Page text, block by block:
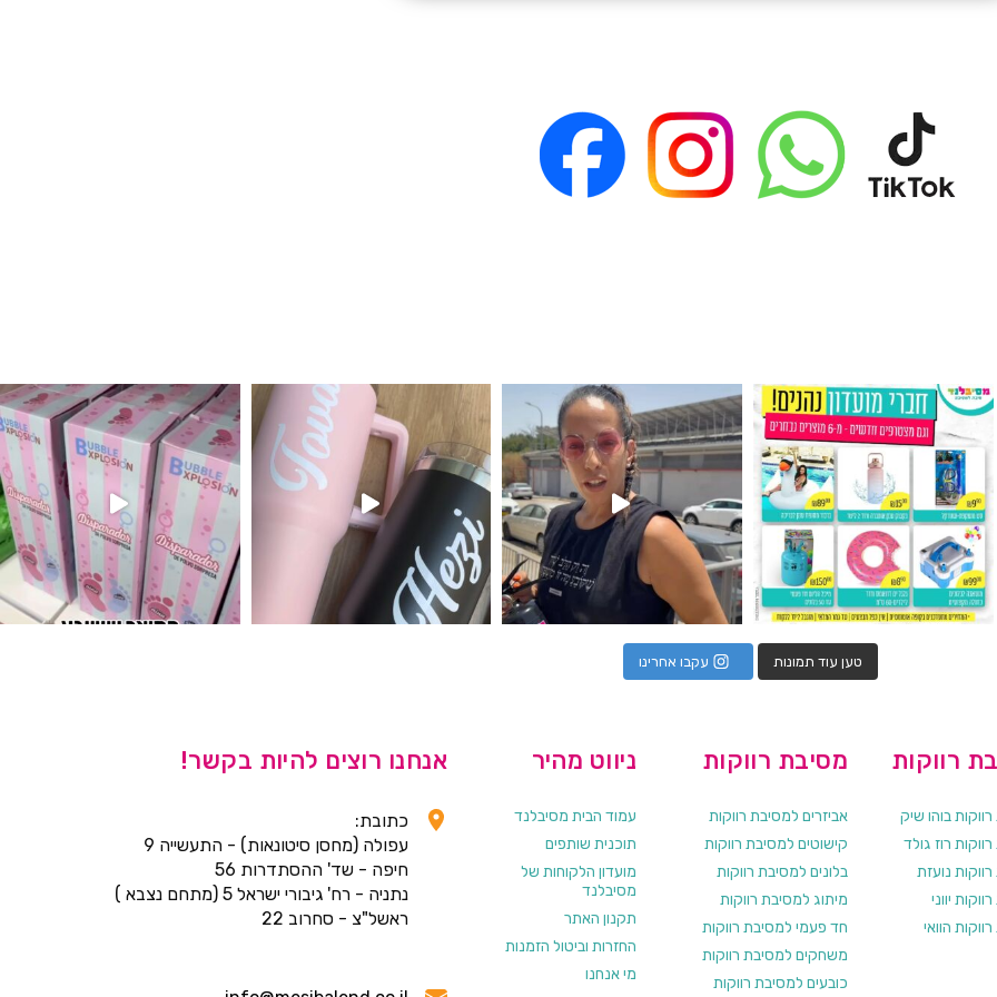
מין העובר רק במסיבלנד !! קיים
כוס נירוסטה ענקית שכול אחד צריך! קיימת באתר ובסניהמוצר הכי מבוקש שלנו מטף לגילוי מין העובר חזר למלא
טען עוד תמונות עקבו אחרינו
אנחנו רוצים להיות בקשר!
כתובת:
עפולה (מחסן סיטונאות) - התעשייה 9
חיפה - שד' ההסתדרות 56
נתניה - רח' גיבורי ישראל 5 (מתחם נצבא )
ראשל"צ - סחרוב 22
ניווט מהיר
עמוד הבית מסיבלנד
תוכנית שותפים
מועדון הלקוחות של
מסיבלנד
תקנון האתר
החזרות וביטול הזמנות
מי אנחנו
מסיבת רווקות
אביזרים למסיבת רווקות
קישוטים למסיבת רווקות
בלונים למסיבת רווקות
מיתוג למסיבת רווקות
חד פעמי למסיבת רווקות
משחקים למסיבת רווקות
כובעים למסיבת רווקות
רווקות
בוהו שיק
רוז גולד
נועזת
יווני
הוואי